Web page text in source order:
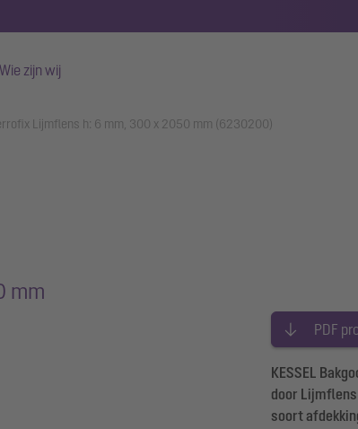
Wie zijn wij
Lijmflens h: 6 mm, 300 x 2050 mm (6230200)
mm
PDF
KESSEL
door
soort